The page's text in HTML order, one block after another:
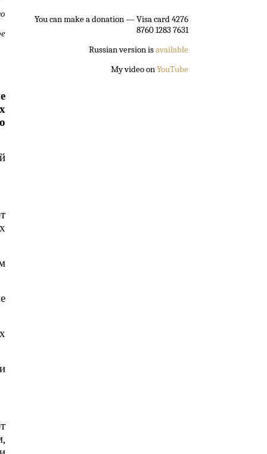
You can make a donation— Visa card 4276
8760 1283 7631
Russian version isavailable
My video onYouTube